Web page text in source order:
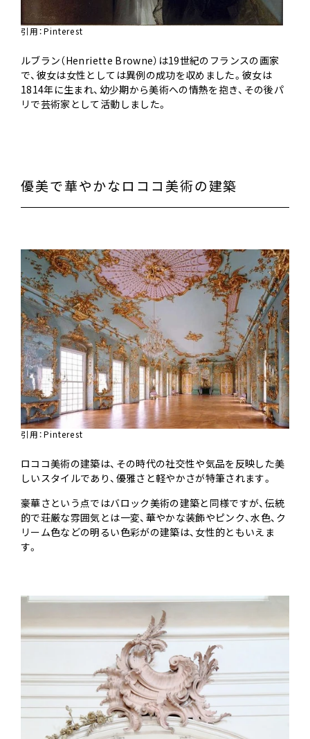
引用：Pinterest
ルブラン（Henriette Browne）は19世紀のフランスの画家
で、彼女は女性としては異例の成功を収めました。彼女は
1814年に生まれ、幼少期から美術への情熱を抱き、その後パ
リで芸術家として活動しました。
優美で華やかなロココ美術の建築
引用：Pinterest
ロココ美術の建築は、その時代の社交性や気品を反映した美
しいスタイルであり、優雅さと軽やかさが特筆されます。
豪華さという点ではバロック美術の建築と同様ですが、伝統
的で荘厳な雰囲気とは一変、華やかな装飾やピンク、水色、ク
リーム色などの明るい色彩がの建築は、女性的ともいえま
す。